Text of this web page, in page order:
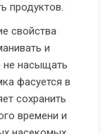
продуктов.
свойства
и
не насыщать
фасуется в
сохранить
времени и